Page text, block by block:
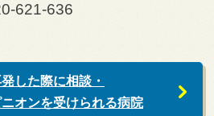
621-636
した際に相談・
オンを受けられる病院